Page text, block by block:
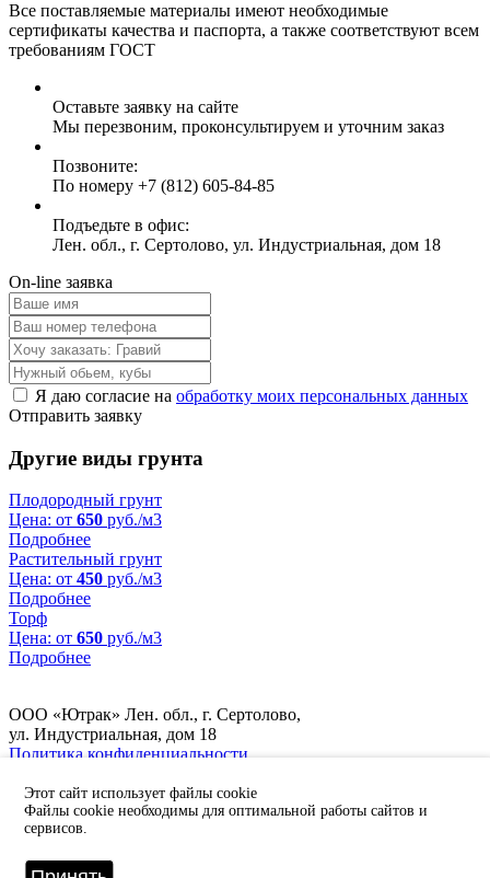
Все поставляемые материалы имеют необходимые
сертификаты качества и паспорта, а также соответствуют всем
требованиям ГОСТ
Оставьте заявку на сайте
Мы перезвоним, проконсультируем и уточним заказ
Позвоните:
По номеру +7 (812) 605-84-85
Подъедьте в офис:
Лен. обл., г. Сертолово, ул. Индустриальная, дом 18
On-line заявка
Я даю согласие на обработку моих персональных данных
Отправить заявку
Другие виды грунта
Плодородный грунт
Цена: от 650 руб./м3
Подробнее
Растительный грунт
Цена: от 450 руб./м3
Подробнее
Торф
Цена: от 650 руб./м3
Подробнее
ООО «Ютрак» Лен. обл., г. Сертолово,
ул. Индустриальная, дом 18
Политика конфиденциальности
Пн-Вс: с 09:00 до 21:00
Заказать звонок
On-line заявка
Этот сайт использует файлы cookie
Файлы cookie необходимы для оптимальной работы сайтов и
сервисов.